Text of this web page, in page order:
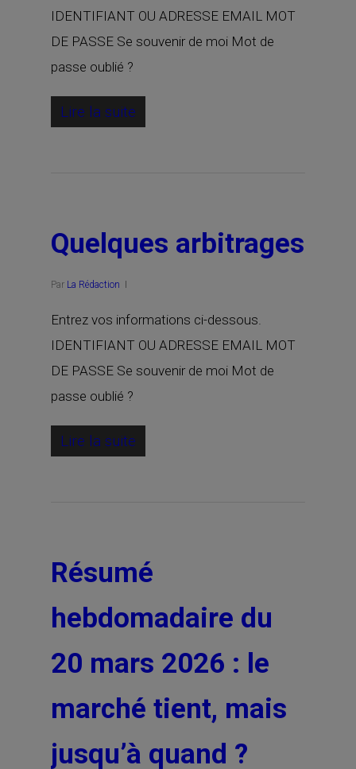
IDENTIFIANT OU ADRESSE EMAIL MOT
DE PASSE Se souvenir de moi Mot de
passe oublié ?
Lire la suite
Quelques arbitrages
Par La Rédaction
Entrez vos informations ci-dessous.
IDENTIFIANT OU ADRESSE EMAIL MOT
DE PASSE Se souvenir de moi Mot de
passe oublié ?
Lire la suite
Résumé
hebdomadaire du
20 mars 2026 : le
marché tient, mais
jusqu’à quand ?